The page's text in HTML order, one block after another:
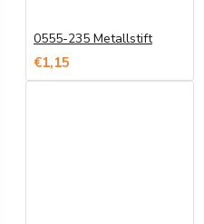
0555-235 Metallstift
€1,15